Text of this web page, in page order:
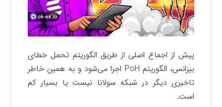
پیش از اجماع اصلی از طریق الگوریتم تحمل خطای
بیزانس، الگوریتم PoH اجرا می‌شود و به همین خاطر
تاخیری دیگر در شبکه سولانا نیست یا بسیار کم
است.